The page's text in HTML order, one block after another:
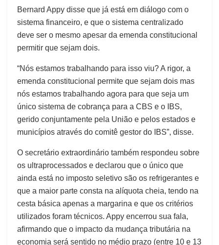
Bernard Appy disse que já está em diálogo com o
sistema financeiro, e que o sistema centralizado
deve ser o mesmo apesar da emenda constitucional
permitir que sejam dois.
“Nós estamos trabalhando para isso viu? A rigor, a
emenda constitucional permite que sejam dois mas
nós estamos trabalhando agora para que seja um
único sistema de cobrança para a CBS e o IBS,
gerido conjuntamente pela União e pelos estados e
municípios através do comitê gestor do IBS”, disse.
O secretário extraordinário também respondeu sobre
os ultraprocessados e declarou que o único que
ainda está no imposto seletivo são os refrigerantes e
que a maior parte consta na alíquota cheia, tendo na
cesta básica apenas a margarina e que os critérios
utilizados foram técnicos. Appy encerrou sua fala,
afirmando que o impacto da mudança tributária na
economia será sentido no médio prazo (entre 10 e 13